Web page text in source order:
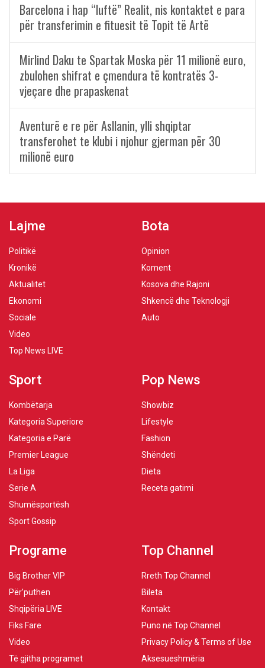
Barcelona i hap “luftë” Realit, nis kontaktet e para
për transferimin e fituesit të Topit të Artë
Mirlind Daku te Spartak Moska për 11 milionë euro,
zbulohen shifrat e çmendura të kontratës 3-
vjeçare dhe prapaskenat
Aventurë e re për Asllanin, ylli shqiptar
transferohet te klubi i njohur gjerman për 30
milionë euro
Lajme
Politikë
Kronikë
Aktualitet
Ekonomi
Sociale
Video
Top News LIVE
Bota
Opinion
Koment
Kosova dhe Rajoni
Shkencë dhe Teknologji
Auto
Sport
Kombëtarja
Kategoria Superiore
Kategoria e Parë
Premier League
La Liga
Serie A
Shumësportësh
Sport Gossip
Pop News
Showbiz
Lifestyle
Fashion
Shëndeti
Dieta
Receta gatimi
Programe
Big Brother VIP
Për’puthen
Shqipëria LIVE
Fiks Fare
Video
Të gjitha programet
Top Channel
Rreth Top Channel
Bileta
Kontakt
Puno në Top Channel
Privacy Policy & Terms of Use
Aksesueshmëria